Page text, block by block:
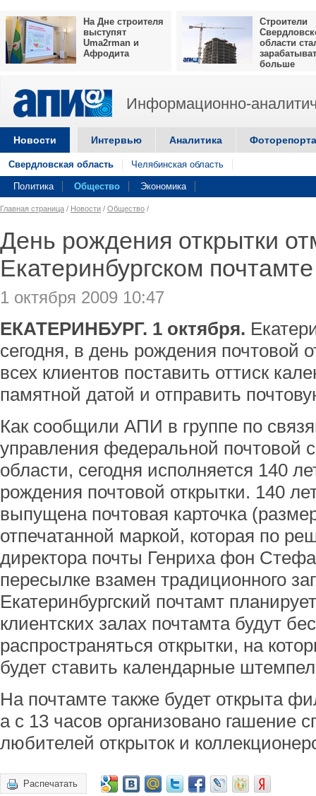
На Дне строителя
выступят
Uma2rman и
Афродита
Строители
области
больше
Информационно-
Новости Интервью Аналитика
Свердловская область Челябинская область
Политика Общество Экономика
Главная страница / Новости / Общество /
День рождения открытки
Екатеринбургском почтамте
1 октября 2009 10:47
ЕКАТЕРИНБУРГ. 1 октября.
сегодня, в день рождения почтовой
всех клиентов поставить оттиск
памятной датой и отправить
Как сообщили АПИ в группе по
управления федеральной почтовой
области, сегодня исполняется 140
рождения почтовой открытки. 140
выпущена почтовая карточка
отпечатанной маркой, которая по
директора почты Генриха фон
пересылке взамен традиционного
Екатеринбургский почтамт
клиентских залах почтамта будут
распространяться открытки, на
будет ставить календарные
На почтамте также будет открыта
а с 13 часов организовано гашение
любителей открыток и
Распечатать